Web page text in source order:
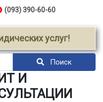
(093) 390-60-60
услуг!
Поиск
И